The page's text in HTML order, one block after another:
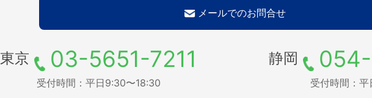
メールでのお問合せ
東京 03-5651-7211
受付時間：平日9:30〜18:30
静岡
受付時間：